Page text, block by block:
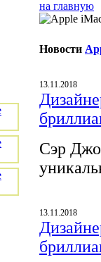
на главную
Новости
13.11.2018
Сэр
13.11.2018